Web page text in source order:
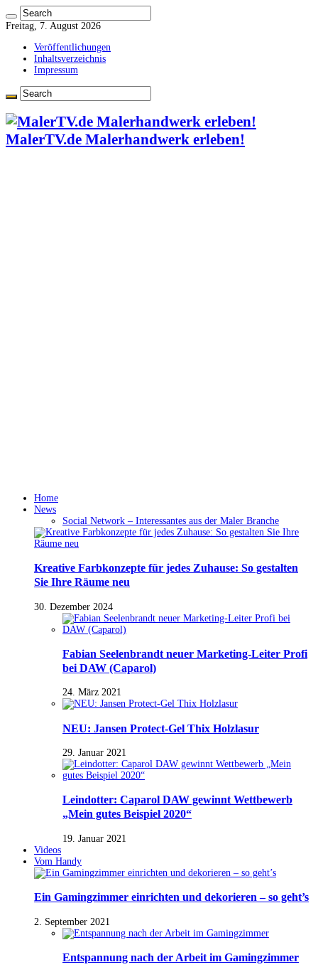
Freitag, 7. August 2026
Veröffentlichungen
Inhaltsverzeichnis
Impressum
MalerTV.de Malerhandwerk erleben!
Home
News
Social Network – Interessantes aus der Maler Branche
Kreative Farbkonzepte für jedes Zuhause: So gestalten
Sie Ihre Räume neu
30. Dezember 2024
Fabian Seelenbrandt neuer Marketing-Leiter Profi
bei DAW (Caparol)
24. März 2021
NEU: Jansen Protect-Gel Thix Holzlasur
29. Januar 2021
Leindotter: Caparol DAW gewinnt Wettbewerb
„Mein gutes Beispiel 2020“
19. Januar 2021
Videos
Vom Handy
Ein Gamingzimmer einrichten und dekorieren – so geht’s
2. September 2021
Entspannung nach der Arbeit im Gamingzimmer